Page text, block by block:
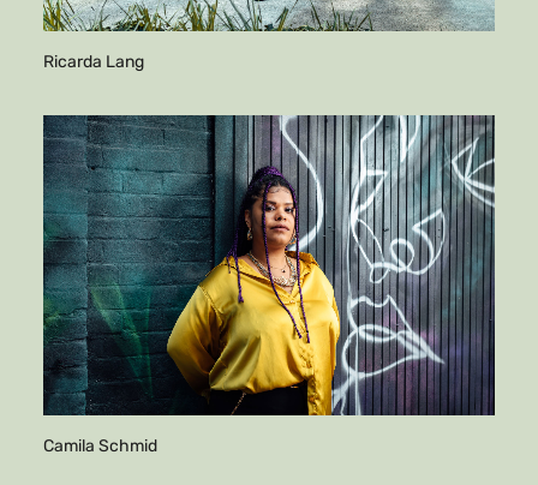
Ricarda Lang
Camila Schmid